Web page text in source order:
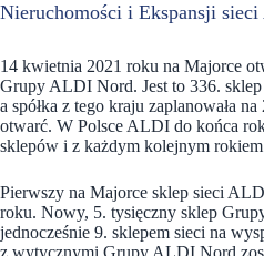
Nieruchomości i Ekspansji
14 kwietnia 2021 roku na Majorce
Grupy ALDI Nord. Jest to 336.
a spółka z tego kraju zaplanowała
otwarć. W Polsce ALDI do końca
sklepów i z każdym kolejnym
Pierwszy na Majorce sklep sieci
roku. Nowy, 5. tysięczny sklep
jednocześnie 9. sklepem sieci na
z wytycznymi Grupy ALDI Nord